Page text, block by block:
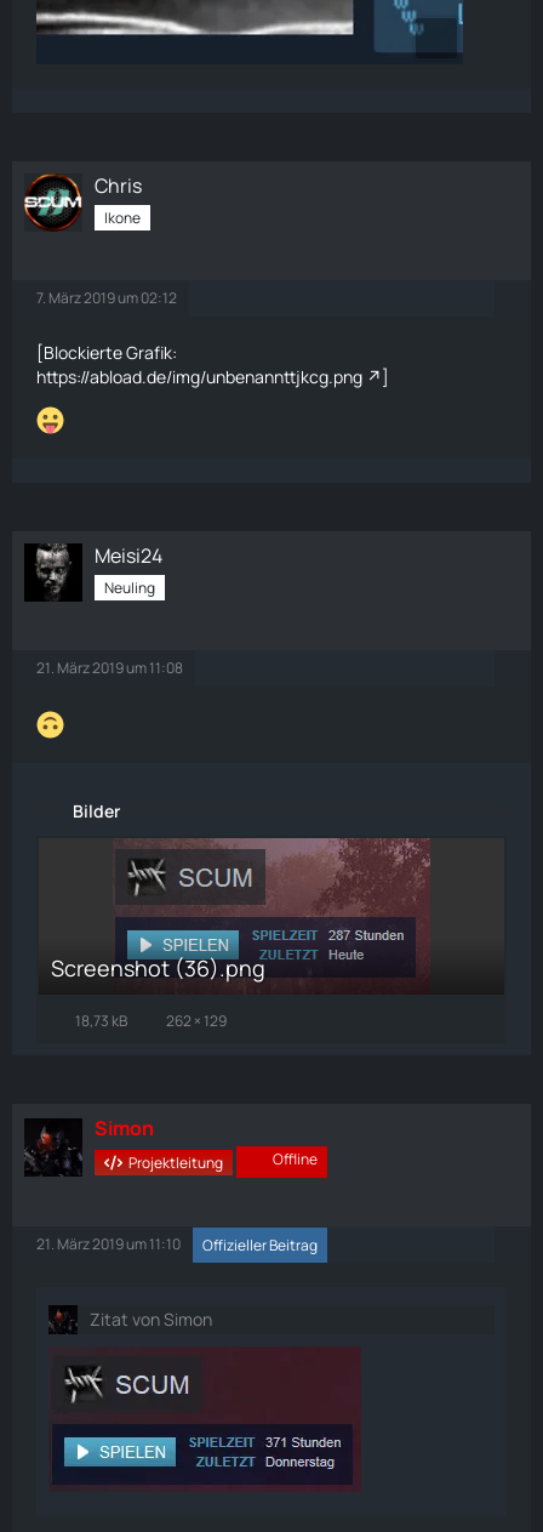
Chris
Ikone
7. März 2019 um 02:12
[Blockierte Grafik:
https://abload.de/img/unbenannttjkcg.png
]
Meisi24
Neuling
21. März 2019 um 11:08
Bilder
Screenshot (36).png
18,73 kB 262 × 129
Simon
Projektleitung Offline
21. März 2019 um 11:10 Offizieller Beitrag
Zitat von Simon